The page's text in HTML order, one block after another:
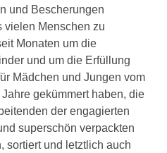
und Bescherungen
vielen Menschen zu
Monaten um die
und um die Erfüllung
Mädchen und Jungen vom
gekümmert haben, die
der engagierten
superschön verpackten
sortiert und letztlich auch